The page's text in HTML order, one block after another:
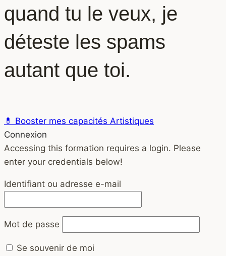
quand tu le veux, je
déteste les spams
autant que toi.
💊 Booster mes capacités Artistiques
Connexion
Accessing this formation requires a login. Please
enter your credentials below!
Identifiant ou adresse e-mail
Mot de passe
Se souvenir de moi